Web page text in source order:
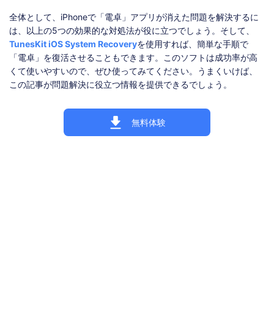
全体として、iPhoneで「電卓」アプリが消えた問題を解決するに
は、以上の5つの効果的な対処法が役に立つでしょう。そして、
TunesKit iOS System Recoveryを使用すれば、簡単な手順で
「電卓」を復活させることもできます。このソフトは成功率が高
くて使いやすいので、ぜひ使ってみてください。うまくいけば、
この記事が問題解決に役立つ情報を提供できるでしょう。
無料体験